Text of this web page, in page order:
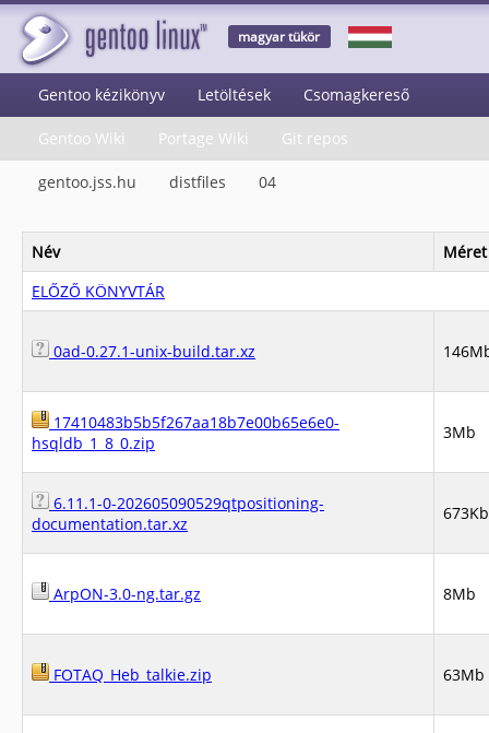
magyar tükör
Gentoo kézikönyv Letöltések Csomagkereső
Gentoo Wiki Portage Wiki Git repos
gentoo.jss.hu distfiles 04
Név
Méret
ELŐZŐ KÖNYVTÁR
0ad-0.27.1-unix-build.tar.xz
17410483b5b5f267aa18b7e00b65e6e0-
hsqldb_1_8_0.zip
3Mb
6.11.1-0-202605090529qtpositioning-
documentation.tar.xz
673Kb
ArpON-3.0-ng.tar.gz 8Mb
FOTAQ_Heb_talkie.zip 63Mb